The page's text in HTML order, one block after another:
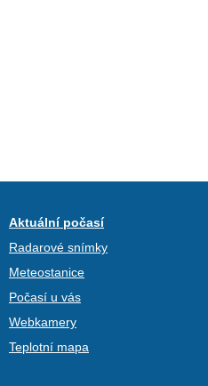
Aktuální počasí
Radarové snímky
Meteostanice
Počasí u vás
Webkamery
Teplotní mapa